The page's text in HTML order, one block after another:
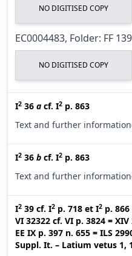
NO DIGITISED COPY
EC0004483, Folder: FF
NO DIGITISED COPY
I2 36 a cf. I2 p. 863
Text and further
I2 36 b cf. I2 p. 863
Text and further
I2 39 cf. I2 p. 718 et I2 p. 866
VI 32322 cf. VI p. 3824 = XIV
EE IX p. 397 n. 655 = ILS
Suppl. It. – Latium vetus 1,